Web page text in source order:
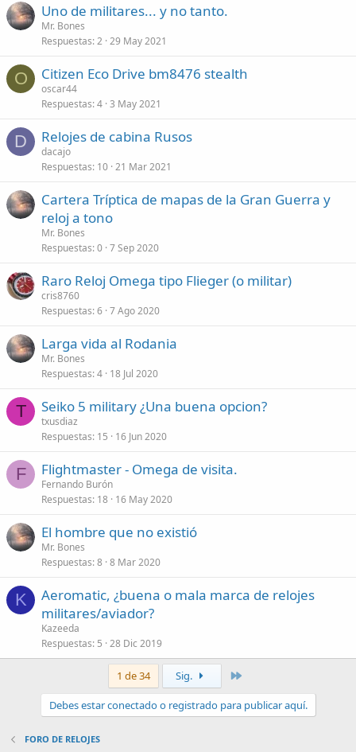
Uno de militares... y no tanto.
Mr. Bones
Respuestas 2 29 May 2021
O Citizen Eco Drive bm8476 stealth
oscar44
Respuestas 4 3 May 2021
D Relojes de cabina Rusos
dacajo
Respuestas 10 21 Mar 2021
Cartera Tríptica de mapas de la Gran Guerra y
reloj a tono
Mr. Bones
Respuestas 0 7 Sep 2020
Raro Reloj Omega tipo Flieger (o militar)
cris8760
Respuestas 6 7 Ago 2020
Larga vida al Rodania
Mr. Bones
Respuestas 4 18 Jul 2020
T Seiko 5 military ¿Una buena opcion?
txusdiaz
Respuestas 15 16 Jun 2020
F Flightmaster - Omega de visita.
Fernando Burón
Respuestas 18 16 May 2020
El hombre que no existió
Mr. Bones
Respuestas 8 8 Mar 2020
K
Aeromatic, ¿buena o mala marca de relojes
militares/aviador?
Kazeeda
Respuestas 5 28 Dic 2019
1 de 34 Sig.
Debes estar conectado o registrado para publicar aquí.
FORO DE RELOJES